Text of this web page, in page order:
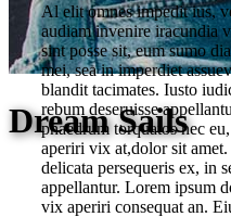
Dream Sails
Al elit omnes impedit ius,
audiam invenire iracundia
sint posse sit, eum sumo
mei, sea in imperdiet
blandit tacimates. Iusto
rebum deseruisse
phaedrum torquatos nec
aperiri vix at,dolor sit
delicata persequeris ex, in
appellantur. Lorem ipsum
vix aperiri consequat an.